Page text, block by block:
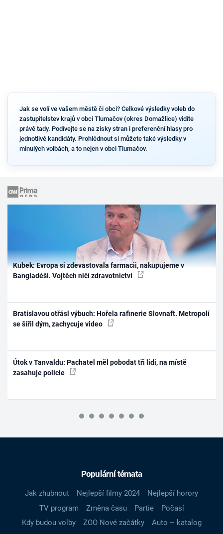
Jak se volí ve vašem městě či obci? Celkové výsledky voleb do
zastupitelstev krajů v obci Tlumačov (okres Domažlice) vidíte
právě tady. Podívejte se na zisky stran i preferenční hlasy pro
jednotlivé kandidáty. Prohlédnout si můžete také výsledky v
minulých volbách, a to nejen v obci Tlumačov.
Kubek: Evropa si zdevastovala farmacii, nakupujeme v
Bangladéši. Vojtěch ničí zdravotnictví
Bratislavou otřásl výbuch: Hořela rafinerie Slovnaft. Metropolí
se šířil dým, zachycuje video
Útok v Tanvaldu: Pachatel měl pobodat tři lidi, na místě
zasahuje policie
Populární témata
Jak zhubnout Nejlepší filmy 2024
Nejlepší horory
TV program
Změna času Partie
Počasí
Kdy budou volby
ZOO Nové začátky
Auto – katalog